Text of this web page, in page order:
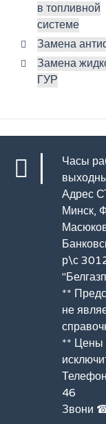
в топливной
системе
Замена
Замена
ГУР
Часы
Адрес
Минск,
р\с
**
не
** Цены
46
Звони